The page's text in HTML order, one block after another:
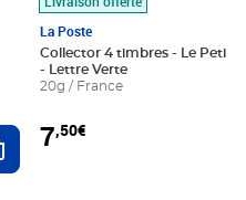
Ajouter au panier
La Poste
Collector 4 timbres - Le Petit
- Lettre Verte
20g / France
7,50€